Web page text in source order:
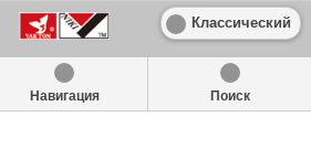
Классический
Навигация Поиск